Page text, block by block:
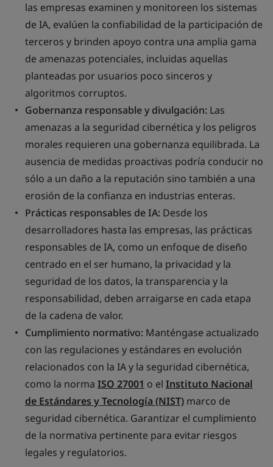
las empresas examinen y monitoreen los sistemas
de IA, evalúen la confiabilidad de la participación de
terceros y brinden apoyo contra una amplia gama
de amenazas potenciales, incluidas aquellas
planteadas por usuarios poco sinceros y
algoritmos corruptos.
Gobernanza responsable y divulgación: Las
amenazas a la seguridad cibernética y los peligros
morales requieren una gobernanza equilibrada. La
ausencia de medidas proactivas podría conducir no
sólo a un daño a la reputación sino también a una
erosión de la confianza en industrias enteras.
Prácticas responsables de IA: Desde los
desarrolladores hasta las empresas, las prácticas
responsables de IA, como un enfoque de diseño
centrado en el ser humano, la privacidad y la
seguridad de los datos, la transparencia y la
responsabilidad, deben arraigarse en cada etapa
de la cadena de valor.
Cumplimiento normativo: Manténgase actualizado
con las regulaciones y estándares en evolución
relacionados con la IA y la seguridad cibernética,
como la norma ISO 27001 o el Instituto Nacional
de Estándares y Tecnología (NIST) marco de
seguridad cibernética. Garantizar el cumplimiento
de la normativa pertinente para evitar riesgos
legales y regulatorios.